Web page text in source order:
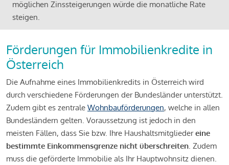
möglichen Zinssteigerungen würde die monatliche Rate
steigen.
Förderungen für Immobilienkredite in
Österreich
Die Aufnahme eines Immobilienkredits in Österreich wird
durch verschiedene Förderungen der Bundesländer unterstützt.
Zudem gibt es zentrale Wohnbauförderungen, welche in allen
Bundesländern gelten. Voraussetzung ist jedoch in den
meisten Fällen, dass Sie bzw. Ihre Haushaltsmitgliedereine
bestimmte Einkommensgrenze nicht überschreiten. Zudem
muss die geförderte Immobilie als Ihr Hauptwohnsitz dienen.